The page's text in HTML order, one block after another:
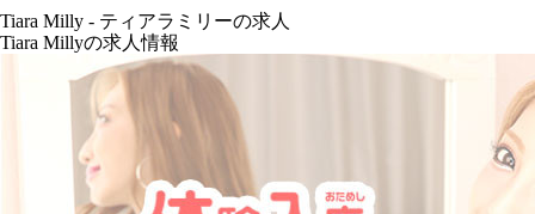
Tiara Milly - ティアラミリーの求人
Tiara Millyの求人情報